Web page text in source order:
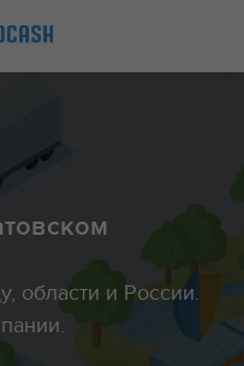
области и России.